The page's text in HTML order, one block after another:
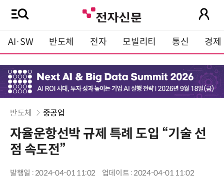
AI·SW 반도체 전자 모빌리티 통신 경제
반도체 중공업
자율운항선박 규제 특례 도입 “기술 선
점 속도전”
발행일 : 2024-04-01 11:02 업데이트 : 2024-04-01 11:02